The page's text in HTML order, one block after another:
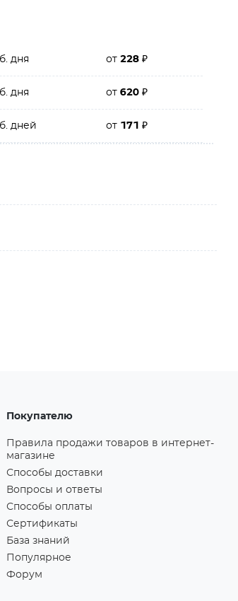
дня от228₽
дня от620₽
дней от 171₽
Покупателю
Правила продажи товаров в интернет-
магазине
Способы доставки
Вопросы и ответы
Способы оплаты
Сертификаты
База знаний
Популярное
Форум